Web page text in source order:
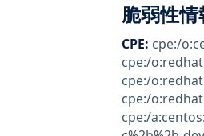
脆弱性情
CPE: cpe:/
cpe:/
cpe:/
cpe:/
cpe:/